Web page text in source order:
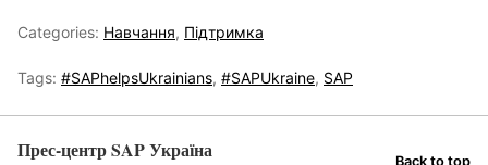
Categories: Навчання, Підтримка
Tags: #SAPhelpsUkrainians, #SAPUkraine, SAP
Прес-центр SAP Україна Back to top